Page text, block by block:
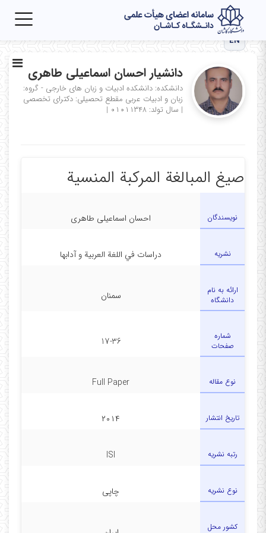
EN
دانشیار احسان اسماعیلی طاهری
دانشکده: دانشکده ادبیات و زبان های خارجی - گروه:
زبان و ادبیات عربی مقطع تحصیلی: دکترای تخصصی
| سال تولد: ۰۱۰۱۱۳۴۸ |
صيغ المبالغة المرکبة المنسية
نویسندگان احسان اسماعیلی طاهری
نشریه دراسات في اللغة العربية و آدابها
ارائه به نام
دانشگاه
سمنان
شماره
صفحات
17-36
نوع مقاله Full Paper
تاریخ انتشار ۲۰۱۴
رتبه نشریه ISI
نوع نشریه چاپی
کشور محل